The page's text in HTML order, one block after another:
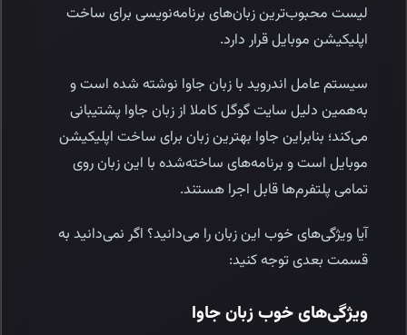
لیست محبوب‌ترین زبان‌های برنامه‌نویسی برای ساخت
اپلیکیشن موبایل قرار دارد.
سیستم عامل اندروید با زبان جاوا نوشته ‌شده‌ است و
به‌همین دلیل سایت گوگل کاملا از زبان جاوا پشتیبانی
می‌کند؛ بنابراین جاوا بهترین زبان برای ساخت اپلیکیشن‌
موبایل است و برنامه‌های ساخته‌شده با این زبان روی
تمامی پلتفرم‌ها قابل اجرا هستند.
آیا ویژگی‌های خوب این زبان را می‌دانید؟ اگر نمی‌دانید به
قسمت بعدی توجه کنید:
ویژگی‌های خوب زبان جاوا